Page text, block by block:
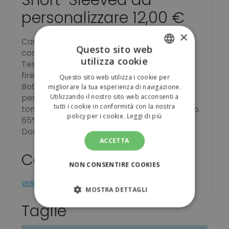
personalizzare 12,00 €
Camicia e camicetta manica corta
confortevole e di facile manutenzione
Tessuto poplin a stiratura rapida con
finissaggio easy-care , Pence sulla schiena,
Bottoni tono su tono, Taglio sciancrato con
pence sulla schiena, colletto chiuso,bottoni
tono su tono, orlo leggermente arrotondato.
65% poliestere, 35% cotone, Manica corta,
Donna, pence sulla schiena
Colori
VERIFICA DISPONIBILITÁ
Taglie
ENGLISH
×
Questo sito web
utilizza cookie
Questo sito web utilizza i cookie per
migliorare la tua esperienza di navigazione.
Utilizzando il nostro sito web acconsenti a
tutti i cookie in conformità con la nostra
policy per i cookie. Leggi di più
ACCETTA
NON CONSENTIRE COOKIES
MOSTRA DETTAGLI
STRETTAMENTE NECESSARI